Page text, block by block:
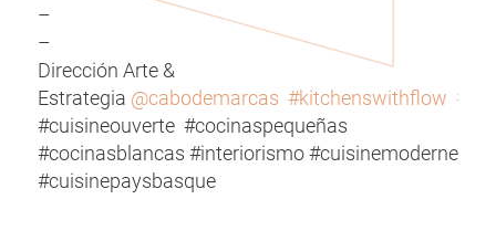
–
–
Dirección Arte &
Estrategia @cabodemarcas #kitchenswithflow
#cuisineouverte #cocinaspequeñas
#cocinasblancas #interiorismo #cuisinemoderne
#cuisinepaysbasque